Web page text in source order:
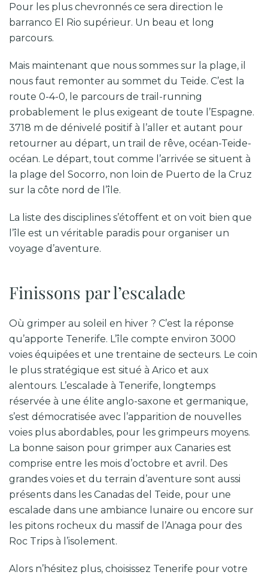
Pour les plus chevronnés ce sera direction le
barranco El Rio supérieur. Un beau et long
parcours.
Mais maintenant que nous sommes sur la plage, il
nous faut remonter au sommet du Teide. C’est la
route 0-4-0, le parcours de trail-running
probablement le plus exigeant de toute l’Espagne.
3718 m de dénivelé positif à l’aller et autant pour
retourner au départ, un trail de rêve, océan-Teide-
océan. Le départ, tout comme l’arrivée se situent à
la plage del Socorro, non loin de Puerto de la Cruz
sur la côte nord de l’île.
La liste des disciplines s’étoffent et on voit bien que
l’île est un véritable paradis pour organiser un
voyage d’aventure.
Finissons par l’escalade
Où grimper au soleil en hiver ? C’est la réponse
qu’apporte Tenerife. L’île compte environ 3000
voies équipées et une trentaine de secteurs. Le coin
le plus stratégique est situé à Arico et aux
alentours. L’escalade à Tenerife, longtemps
réservée à une élite anglo-saxone et germanique,
s’est démocratisée avec l’apparition de nouvelles
voies plus abordables, pour les grimpeurs moyens.
La bonne saison pour grimper aux Canaries est
comprise entre les mois d’octobre et avril. Des
grandes voies et du terrain d’aventure sont aussi
présents dans les Canadas del Teide, pour une
escalade dans une ambiance lunaire ou encore sur
les pitons rocheux du massif de l’Anaga pour des
Roc Trips à l’isolement.
Alors n’hésitez plus, choisissez Tenerife pour votre